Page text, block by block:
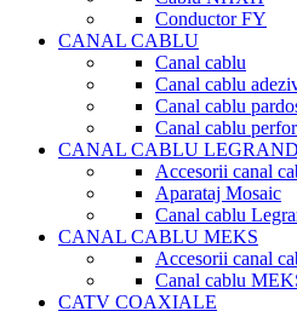
Conductor FY
CANAL CABLU
Canal cablu
Canal cablu
Canal cablu
Canal cablu
CANAL CABLU
Accesorii canal
Aparataj Mosaic
Canal cablu
CANAL CABLU MEKS
Accesorii canal
Canal cablu
CATV COAXIALE